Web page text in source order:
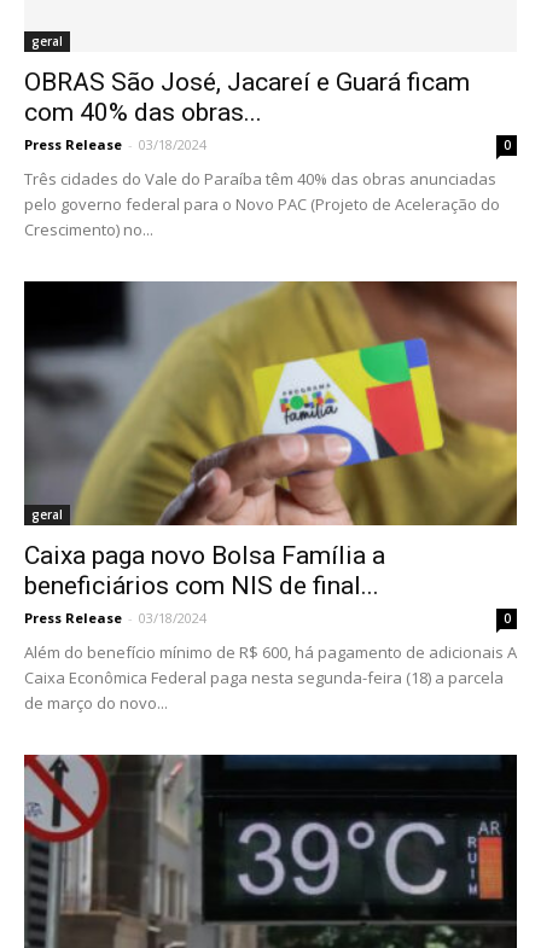
geral
OBRAS São José, Jacareí e Guará ficam
com 40% das obras...
Press Release - 03/18/2024 0
Três cidades do Vale do Paraíba têm 40% das obras anunciadas
pelo governo federal para o Novo PAC (Projeto de Aceleração do
Crescimento) no...
geral
Caixa paga novo Bolsa Família a
beneficiários com NIS de final...
Press Release - 03/18/2024 0
Além do benefício mínimo de R$ 600, há pagamento de adicionais A
Caixa Econômica Federal paga nesta segunda-feira (18) a parcela
de março do novo...